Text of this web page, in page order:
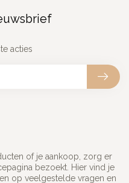
of je aankoop, zorg er
bezoekt. Hier vind je
op veelgestelde vragen en
acties